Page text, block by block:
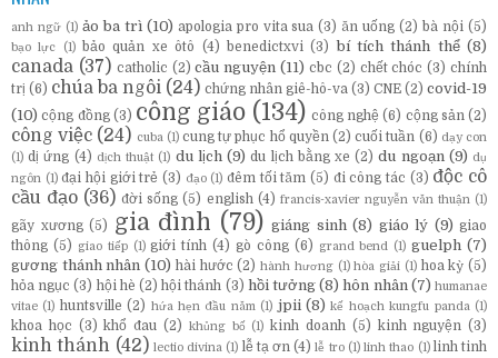
anh ngữ (1) ảo ba trì (10) apologia pro vita sua (3) ăn uống (2) bà nội (5)
bạo lực (1) bảo quản xe ôtô (4) benedictxvi (3) bí tích thánh thể (8)
canada (37) catholic (2) cầu nguyện (11) cbc (2) chết chóc (3) chính
trị (6) chúa ba ngôi (24) chứng nhân giê-hô-va (3) CNE (2) covid-19
(10) cộng đồng (3) công giáo (134) công nghệ (6) cộng sản (2)
công việc (24) cuba (1) cung tự phục hổ quyền (2) cuối tuần (6) dạy con
(1) dị ứng (4) dịch thuật (1) du lịch (9) du lịch bằng xe (2) du ngoạn (9) dụ
ngôn (1) đại hội giới trẻ (3) đạo (1) đêm tối tăm (5) đi công tác (3) độc cô
cầu đạo (36) đời sống (5) english (4) francis-xavier nguyễn văn thuận (1)
gãy xương (5) gia đình (79) giáng sinh (8) giáo lý (9) giao
thông (5) giao tiếp (1) giới tính (4) gò công (6) grand bend (1) guelph (7)
gương thánh nhân (10) hài hước (2) hành hương (1) hòa giải (1) hoa kỳ (5)
hỏa ngục (3) hội hè (2) hội thánh (3) hồi tưởng (8) hôn nhân (7) humanae
vitae (1) huntsville (2) hứa hẹn đầu năm (1) jpii (8) kế hoạch kungfu panda (1)
khoa học (3) khổ đau (2) khủng bố (1) kinh doanh (5) kinh nguyện (3)
kinh thánh (42) lectio divina (1) lễ tạ ơn (4) lễ tro (1) linh thao (1) linh tinh